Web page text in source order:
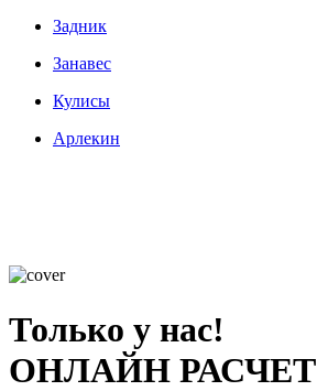
Задник
Занавес
Кулисы
Арлекин
Только у нас!
ОНЛАЙН РАСЧЕТ